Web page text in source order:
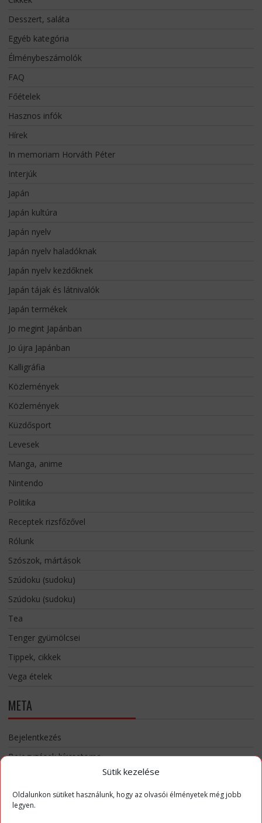
Sütik kezelése
Oldalunkon sütiket használunk, hogy az olvasói élményetek még jobb
legyen.
Desszert, saláta
Egyéb kategória
Élménybeszámolók
FAQ
Főételek
Hasznos infók
Hírek
In memoriam Horváth Péter
Interjúk
Japán
Japán kultúra
Japán nyelv
Japán nyelv haladóknak
Japán nyelv kezdőknek
Japán tájak és látnivalók
Japán termékek
Jo megint Japánban
Jo újra Japánban
Kalligráfia
Közlemények
Közlemények
Küzdősport
Levesek
Manga, anime
Nintendo
Politika
Receptek rizsfőzővel
Rólunk
Szószok, mártások
Szúdoku (sudoku)
Szúdoku (sudoku)
Tea
Tenger gyümölcsei
Tippek, cikkek
Vega ételek
META
Bejelentkezés
Bejegyzések hírcsatorna
Hozzászólások hírcsatorna
WordPress Magyarország